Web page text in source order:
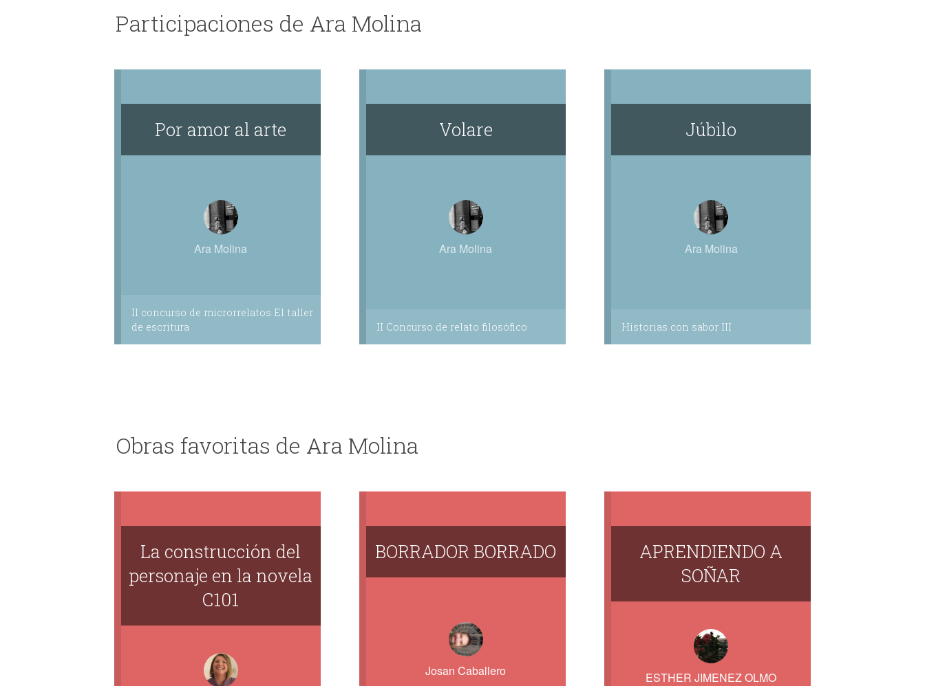
Participaciones de Ara Molina
Por amor al arte
Ara Molina
II concurso de microrrelatos El taller
de escritura
Volare
Ara Molina
II Concurso de relato filosófico
Júbilo
Ara Molina
Historias con sabor III
Obras favoritas de Ara Molina
La construcción del
personaje en la novela
C101
BORRADOR BORRADO
Josan Caballero
APRENDIENDO A
SOÑAR
ESTHER JIMENEZ OLMO